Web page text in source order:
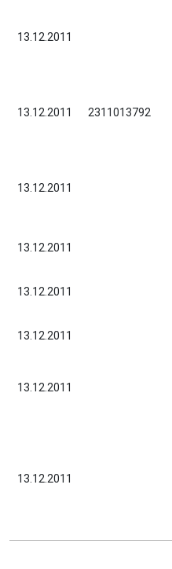
13.12.2011
13.12.2011 2311013792
13.12.2011
13.12.2011
13.12.2011
13.12.2011
13.12.2011
13.12.2011